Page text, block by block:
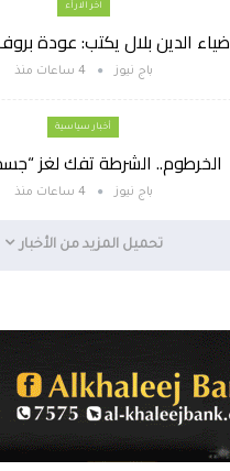
اخر الارأء
ضياء الدين بلال يكتب: عودة
باج نيوز 4 ساعات منذ
أخبار سياسية
الخرطوم.. الشرطة تفك لغز
باج نيوز 4 ساعات منذ
تحميل المزيد من الأخبار